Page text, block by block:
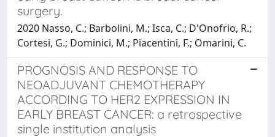
surgery.
2020 Nasso, C.; Barbolini, M.; Isca, C.; D'Onofrio, R.;
Cortesi, G.; Dominici, M.; Piacentini, F.; Omarini, C.
PROGNOSIS AND RESPONSE TO
NEOADJUVANT CHEMOTHERAPY
ACCORDING TO HER2 EXPRESSION IN
EARLY BREAST CANCER: a retrospective
single institution analysis